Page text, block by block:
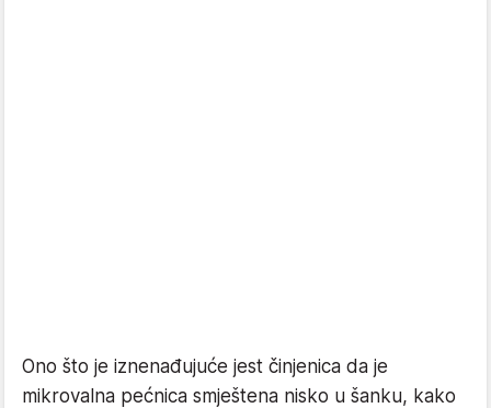
Ono što je iznenađujuće jest činjenica da je
mikrovalna pećnica smještena nisko u šanku, kako